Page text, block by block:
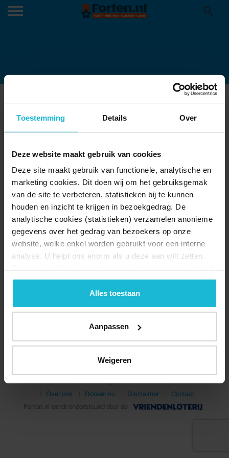
Toestemming Details Over
Deze website maakt gebruik van cookies
Deze site maakt gebruik van functionele, analytische en
marketing cookies. Dit doen wij om het gebruiksgemak
van de site te verbeteren, statistieken bij te kunnen
houden en inzicht te krijgen in bezoekgedrag. De
analytische cookies (statistieken) verzamelen anonieme
gegevens over het gedrag van bezoekers op onze
website, welke enkel worden gebruikt voor een interne
analyse. U helpt ons enorm als u deze aan wilt zetten.
geen commerciële doelstelling. U kunt deze cookies via
de knoppen accepteren, beheren of weigeren.
Alles toestaan
Aanpassen
Weigeren
© 2026 Stichting Forten Nederland
Over ons
Doneer nu Disclaimer
Contact
Forten.nl wordt ondersteund door de